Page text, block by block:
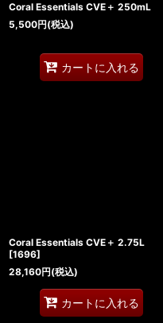
Coral Essentials CVE＋ 250mL
5,500円(税込)
カートに入れる
Coral Essentials CVE＋ 2.75L
[1696]
28,160円(税込)
カートに入れる